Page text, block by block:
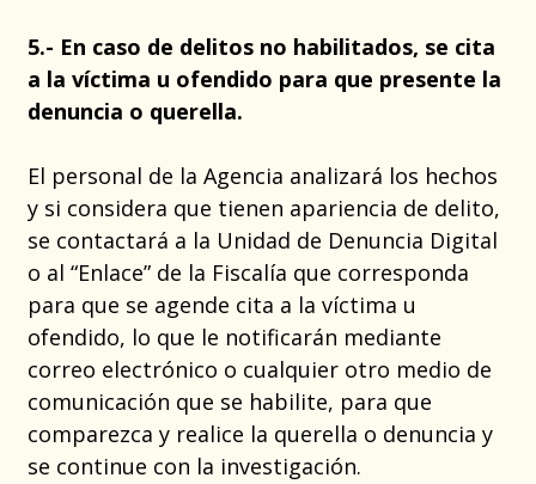
5.- En caso de delitos no habilitados, se cita
a la víctima u ofendido para que presente la
denuncia o querella.
El personal de la Agencia analizará los hechos
y si considera que tienen apariencia de delito,
se contactará a la Unidad de Denuncia Digital
o al “Enlace” de la Fiscalía que corresponda
para que se agende cita a la víctima u
ofendido, lo que le notificarán mediante
correo electrónico o cualquier otro medio de
comunicación que se habilite, para que
comparezca y realice la querella o denuncia y
se continue con la investigación.